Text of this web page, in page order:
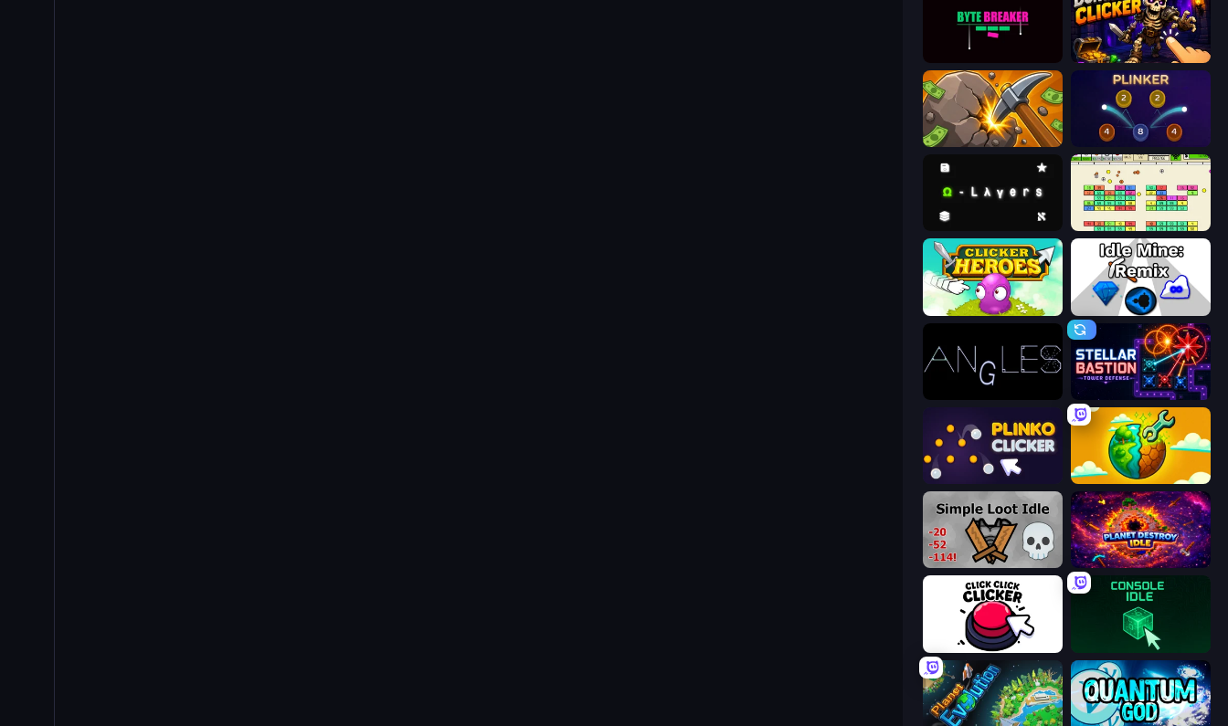
Dungeon Clicker
Mine Clicker Plinker
Omega Layers Idle Breakout
Clicker Heroes Idle Mine: Remix
Stellar Bastion
Plinko Clicker Land Explorers: Merge & Build
Simple Loot Idle Planet Destroy Idle
Click Click Clicker